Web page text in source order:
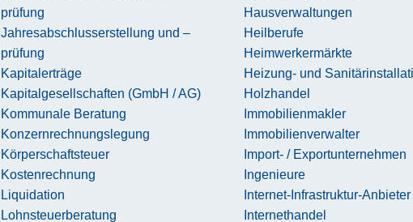
prüfung
Jahresabschlusserstellung und –
prüfung
Kapitalerträge
Kapitalgesellschaften (GmbH / AG)
Kommunale Beratung
Konzernrechnungslegung
Körperschaftsteuer
Kostenrechnung
Liquidation
Lohnsteuerberatung
Hausverwaltungen
Heilberufe
Heimwerkermärkte
Heizung- und
Holzhandel
Immobilienmakler
Immobilienverwalter
Import- / Exportunternehmen
Ingenieure
Internet-Infrastruktur-Anbieter
Internethandel